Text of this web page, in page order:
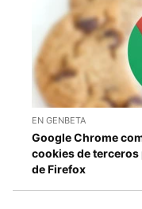
EN GENBETA
Google Chrome
cookies de
de Firefox